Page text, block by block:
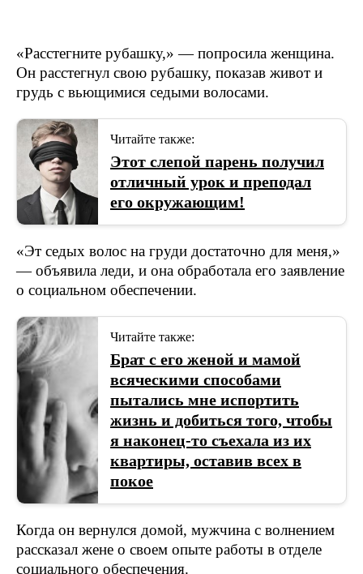
«Расстегните рубашку,» — попросила женщина.
Он расстегнул свою рубашку, показав живот и
грудь с вьющимися седыми волосами.
Читайте также:
Этот слепой парень получил
отличный урок и преподал
его окружающим!
«Эт седых волос на груди достаточно для меня,»
— объявила леди, и она обработала его заявление
о социальном обеспечении.
Читайте также:
Брат с его женой и мамой
всяческими способами
пытались мне испортить
жизнь и добиться того, чтобы
я наконец-то съехала из их
квартиры, оставив всех в
покое
Когда он вернулся домой, мужчина с волнением
рассказал жене о своем опыте работы в отделе
социального обеспечения.